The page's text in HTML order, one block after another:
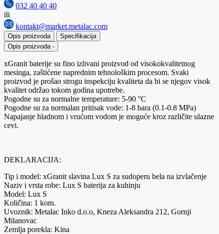
032 40 40 40
ili
kontakt@market.metalac.com
Opis proizvoda
Specifikacija
Opis proizvoda -
xGranit baterije su fino izlivani proizvod od visokokvalitetnog
mesinga, zaštićene naprednim tehnološkim procesom. Svaki
proizvod je prošao strogu inspekciju kvaliteta da bi se njegov visok
kvalitet održao tokom godina upotrebe.
Pogodne su za normalne temperature: 5-90 °C
Pogodne su za normalan pritisak vode: 1-8 bara (0.1-0.8 MPa)
Napajanje hladnom i vrućom vodom je moguće kroz različite ulazne
cevi.
DEKLARACIJA:
Tip i model: xGranit slavina Lux S za sudoperu bela na izvlačenje
Naziv i vrsta robe: Lux S baterija za kuhinju
Model: Lux S
Količina: 1 kom.
Uvoznik: Metalac Inko d.o.o, Kneza Aleksandra 212, Gornji
Milanovac
Zemlja porekla: Kina